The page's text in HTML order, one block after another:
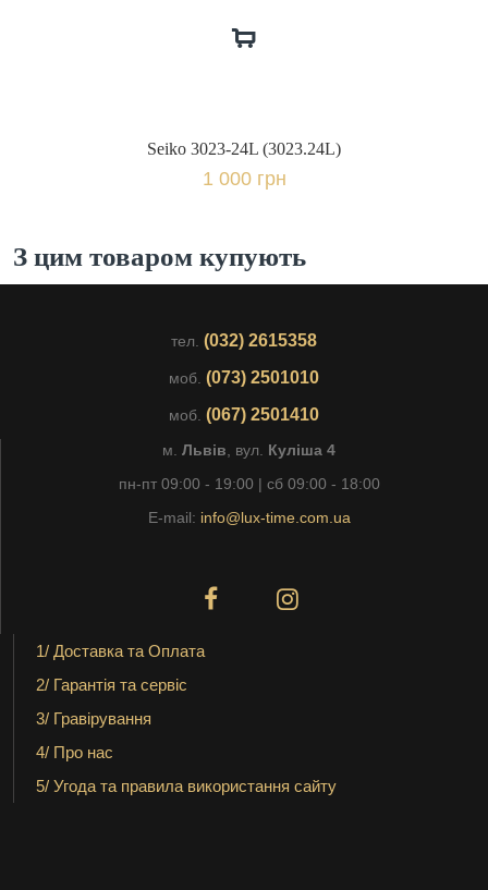
Seiko 3023-24L (3023.24L)
1 000 грн
З цим товаром купують
тел. (032) 2615358
моб. (073) 2501010
моб. (067) 2501410
м. Львів , вул. Куліша 4
пн-пт 09:00 - 19:00 | сб 09:00 - 18:00
E-mail: info@lux-time.com.ua
1/ Доставка та Оплата
2/ Гарантія та сервіс
3/ Гравірування
4/ Про нас
5/ Угода та правила використання сайту